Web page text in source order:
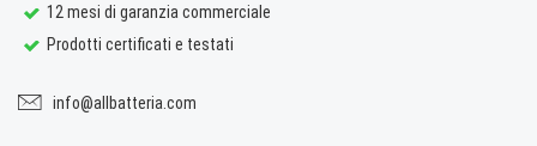
12 mesi di garanzia commerciale
Prodotti certificati e testati
info@allbatteria.com